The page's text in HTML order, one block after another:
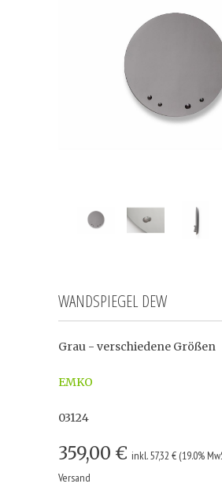
WANDSPIEGEL DEW
Grau - verschiedene Größen
EMKO
03124
359,00 € inkl. 57,32 € (19.0%
Versand